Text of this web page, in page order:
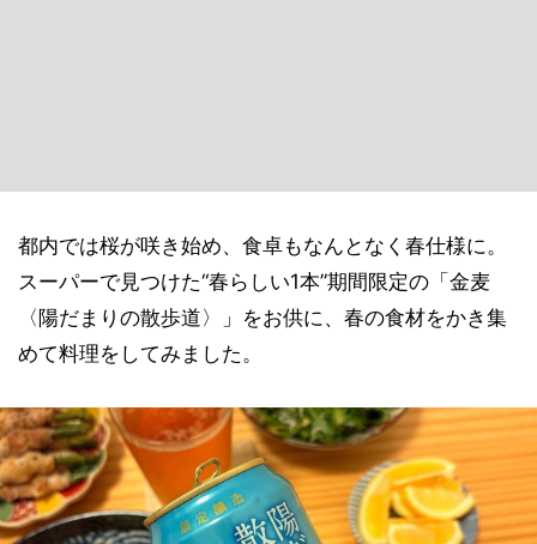
都内では桜が咲き始め、食卓もなんとなく春仕様に。
スーパーで見つけた“春らしい1本”期間限定の「金麦
〈陽だまりの散歩道〉」をお供に、春の食材をかき集
めて料理をしてみました。